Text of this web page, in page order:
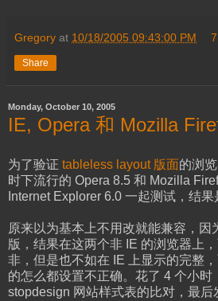
Gregory at 10/18/2005 09:43:00 PM
Share
Monday, October 10, 2005
IE, Opera 和 Mozilla
为了验证 tableless layout 版面的浏
时下流行的 Opera 8.5 和 Mozilla
Internet Explorer 6.0 一起测试，结
原来以为基本上不用改就能兼容，因
版，结果在这两个非 IE 的浏览器上
非，但是也不如在 IE 上显示的完整
的怎么都设置不正确。花了 4 个小时
stopdesign 网站样式表的比对，最后